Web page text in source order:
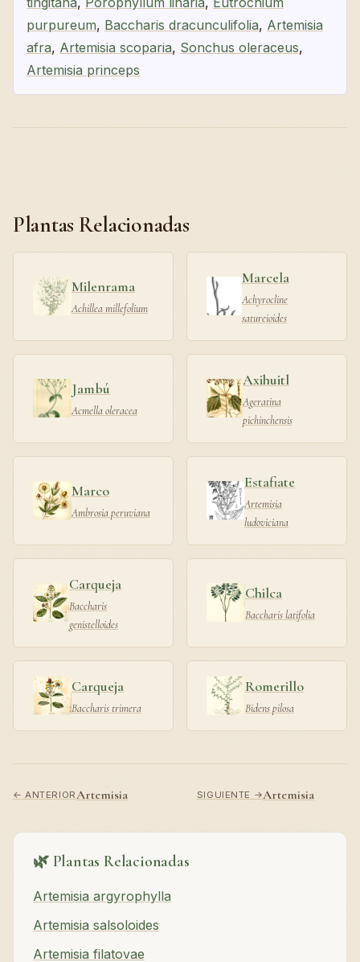
purpureum, Baccharis dracunculifolia, Artemisia
afra, Artemisia scoparia, Sonchus oleraceus,
Artemisia princeps
Plantas Relacionadas
Milenrama
Achillea millefolium
Marcela
Achyrocline
satureioides
Jambú
Acmella oleracea
Axihuitl
Ageratina
pichinchensis
Marco
Ambrosia peruviana
Estafiate
Artemisia
ludoviciana
Carqueja
Baccharis
genistelloides
Chilca
Baccharis latifolia
Carqueja
Baccharis trimera
Romerillo
Bidens pilosa
← ANTERIORArtemisia SIGUIENTE →Artemisia
🌿 Plantas Relacionadas
Artemisia argyrophylla
Artemisia salsoloides
Artemisia filatovae